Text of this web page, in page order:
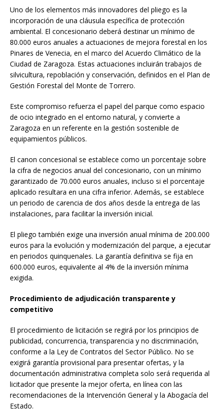
Uno de los elementos más innovadores del pliego es la
incorporación de una cláusula específica de protección
ambiental. El concesionario deberá destinar un mínimo de
80.000 euros anuales a actuaciones de mejora forestal en los
Pinares de Venecia, en el marco del Acuerdo Climático de la
Ciudad de Zaragoza. Estas actuaciones incluirán trabajos de
silvicultura, repoblación y conservación, definidos en el Plan de
Gestión Forestal del Monte de Torrero.
Este compromiso refuerza el papel del parque como espacio
de ocio integrado en el entorno natural, y convierte a
Zaragoza en un referente en la gestión sostenible de
equipamientos públicos.
El canon concesional se establece como un porcentaje sobre
la cifra de negocios anual del concesionario, con un mínimo
garantizado de 70.000 euros anuales, incluso si el porcentaje
aplicado resultara en una cifra inferior. Además, se establece
un periodo de carencia de dos años desde la entrega de las
instalaciones, para facilitar la inversión inicial.
El pliego también exige una inversión anual mínima de 200.000
euros para la evolución y modernización del parque, a ejecutar
en periodos quinquenales. La garantía definitiva se fija en
600.000 euros, equivalente al 4% de la inversión mínima
exigida.
Procedimiento de adjudicación transparente y
competitivo
El procedimiento de licitación se regirá por los principios de
publicidad, concurrencia, transparencia y no discriminación,
conforme a la Ley de Contratos del Sector Público. No se
exigirá garantía provisional para presentar ofertas, y la
documentación administrativa completa solo será requerida al
licitador que presente la mejor oferta, en línea con las
recomendaciones de la Intervención General y la Abogacía del
Estado.